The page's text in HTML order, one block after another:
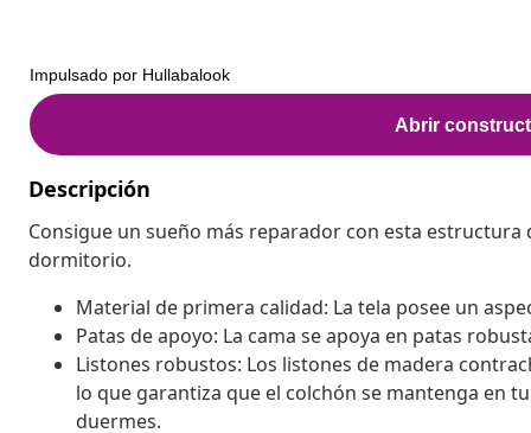
Descripción
Consigue un sueño más reparador con esta
dormitorio.
Material de primera calidad: La tela posee un
Patas de apoyo: La cama se apoya en patas
Listones robustos: Los listones de madera
lo que garantiza que el colchón se mantenga en
duermes.